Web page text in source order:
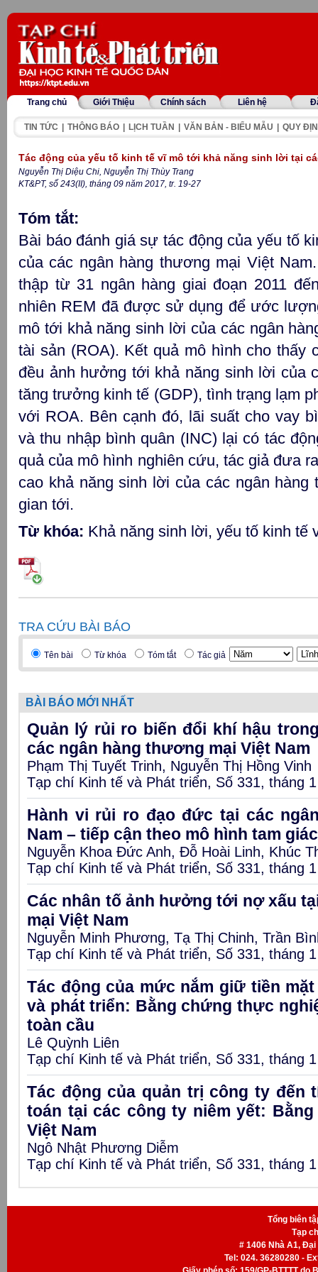
Trang chủ Giới Thiệu Chính sách Liên hệ
TIN TỨC THÔNG BÁO LỊCH TUẦN VĂN BẢN - BIỂU MẪU QUY
Tác động của yếu tố kinh tế vĩ mô tới khả năng sinh lời tại
Nguyễn Thị Diệu Chi, Nguyễn Thị Thùy Trang
KT&PT, số 243(II), tháng 09 năm 2017, tr. 19-27
Tóm tắt:
Bài báo đánh giá sự tác động của yếu tố
của các ngân hàng thương mại Việt
thập từ 31 ngân hàng giai đoạn 2011
nhiên REM đã được sử dụng để ước
mô tới khả năng sinh lời của các ngân
tài sản (ROA). Kết quả mô hình cho
đều ảnh hưởng tới khả năng sinh lời của
tăng trưởng kinh tế (GDP), tình trạng lạm
với ROA. Bên cạnh đó, lãi suất cho vay
và thu nhập bình quân (INC) lại có tác
quả của mô hình nghiên cứu, tác giả đưa
cao khả năng sinh lời của các ngân
gian tới.
Từ khóa: Khả năng sinh lời, yếu tố kinh tế
TRA CỨU BÀI BÁO
Tên bài Từ khóa Tóm tắt Tác giả
BÀI BÁO MỚI NHẤT
Quản lý rủi ro biến đổi khí hậu
các ngân hàng thương mại Việt Nam
Phạm Thị Tuyết Trinh, Nguyễn Thị Hồng Vinh
Tạp chí Kinh tế và Phát triển, Số 331, tháng
Hành vi rủi ro đạo đức tại các
Nam – tiếp cận theo mô hình tam
Nguyễn Khoa Đức Anh, Đỗ Hoài Linh, Khúc
Tạp chí Kinh tế và Phát triển, Số 331, tháng
Các nhân tố ảnh hưởng tới nợ xấu
mại Việt Nam
Nguyễn Minh Phương, Tạ Thị Chinh, Trần
Tạp chí Kinh tế và Phát triển, Số 331, tháng
Tác động của mức nắm giữ tiền
và phát triển: Bằng chứng thực
toàn cầu
Lê Quỳnh Liên
Tạp chí Kinh tế và Phát triển, Số 331, tháng
Tác động của quản trị công ty đến
toán tại các công ty niêm yết:
Việt Nam
Ngô Nhật Phương Diễm
Tạp chí Kinh tế và Phát triển, Số 331, tháng
Tổng biên
Tạp
# 1406 Nhà A1, Đại
Tel: 024. 36280280 -